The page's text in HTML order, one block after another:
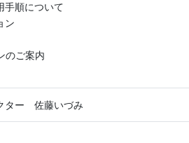
手順について
ン
のご案内
ター 佐藤いづみ